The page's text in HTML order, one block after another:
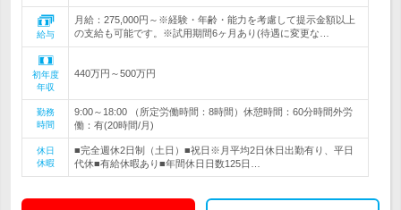
給与
月給：275,000円～※経験・年齢・能力を考慮して提示金額以上
の支給も可能です。※試用期間6ヶ月あり(待遇に変更な…
初年度
年収
440万円～500万円
勤務
時間
9:00～18:00 （所定労働時間：8時間）休憩時間：60分時間外労
働：有(20時間/月)
休日
休暇
■完全週休2日制（土日）■祝日※月平均2日休日出勤有り、平日
代休■有給休暇あり■年間休日日数125日…